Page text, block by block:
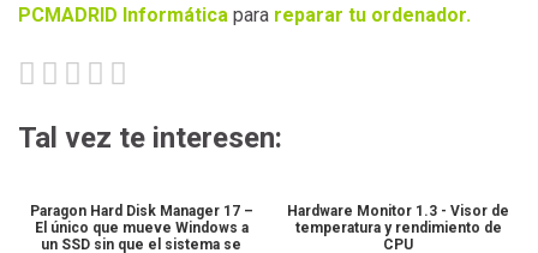
PCMADRID Informática para reparar tu ordenador.
Tal vez te interesen:
Paragon Hard Disk Manager 17 –
El único que mueve Windows a
un SSD sin que el sistema se
Hardware Monitor 1.3 - Visor de
temperatura y rendimiento de
CPU